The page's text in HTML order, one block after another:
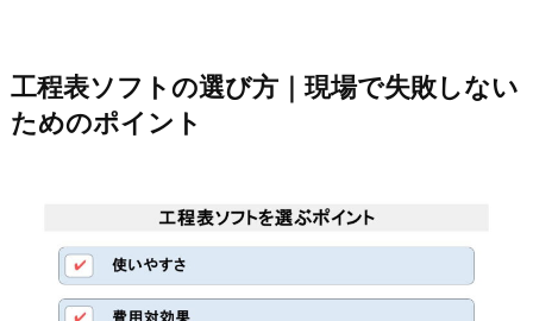
工程表ソフトの選び方｜現場で失敗しない
ためのポイント